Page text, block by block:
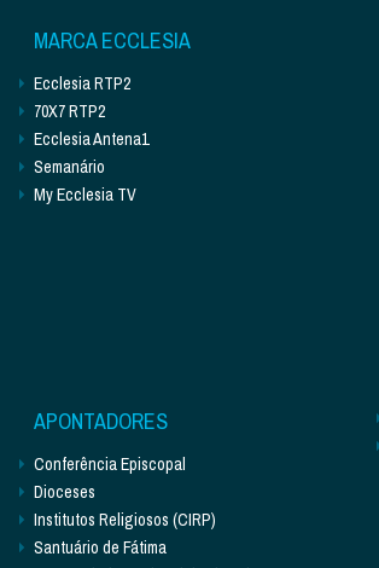
MARCA ECCLESIA
Ecclesia RTP2
70X7 RTP2
Ecclesia Antena1
Semanário
My Ecclesia TV
APONTADORES
Conferência Episcopal
Dioceses
Institutos Religiosos (CIRP)
Santuário de Fátima